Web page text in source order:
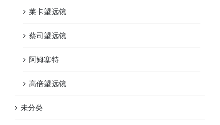
莱卡望远镜
蔡司望远镜
阿姆塞特
高倍望远镜
未分类